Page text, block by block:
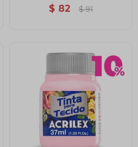
$ 82 $ 91